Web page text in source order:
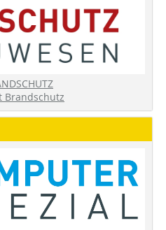
Brandschutz